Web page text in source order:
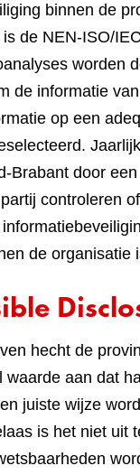
binnen de
de NEN-ISO/
worden
de informatie
op een
Brabant door een
controleren
de organisatie
hecht de
waarde aan dat
juiste wijze
is het niet uit